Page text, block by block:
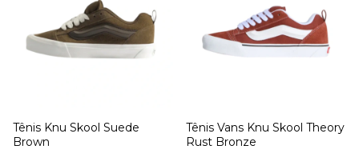
Tênis Knu Skool Suede
Brown
Tênis Vans Knu Skool Theory
Rust Bronze